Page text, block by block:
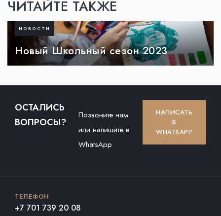
ЧИТАЙТЕ ТАКЖЕ
НОВОСТИ
Новый Школьный сезон 2023
ОСТАЛИСЬ
ВОПРОСЫ?
Позвоните нам
или напишите в
WhatsApp
НАПИСАТЬ
В
WHATSAPP
ТЕЛЕФОН
+7 701 739 20 08